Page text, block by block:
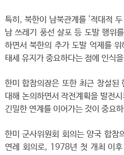
특히, 북한이 남북관계를 '적대적
남 쓰레기 풍선 살포 등 도발 행위
하면서 북한의 추가 도발 억제를 위
태세 유지가 중요하다는 점에 인식
한미 합참의장은 또한 최근 창설된
대해 논의하면서 작전계획을 발전
긴밀한 연계를 이어가는 것이 중요
한미 군사위원회 회의는 양국 합참
연례 회의로, 1978년 첫 개최 이